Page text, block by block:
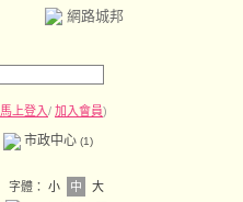
網路城邦
馬上登入/ 加入會員)
市政中心 (1)
字體： 小 中 大